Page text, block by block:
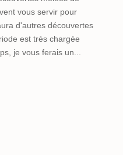
vous servir pour
d'autres découvertes
est très chargée
je vous ferais un...